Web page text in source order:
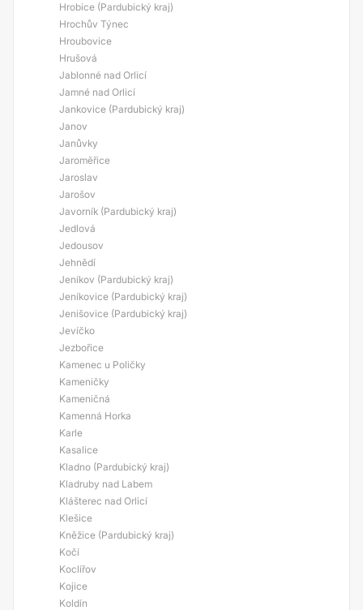
Hrobice (Pardubický kraj)
Hrochův Týnec
Hroubovice
Hrušová
Jablonné nad Orlicí
Jamné nad Orlicí
Jankovice (Pardubický kraj)
Janov
Janůvky
Jaroměřice
Jaroslav
Jarošov
Javorník (Pardubický kraj)
Jedlová
Jedousov
Jehnědí
Jeníkov (Pardubický kraj)
Jeníkovice (Pardubický kraj)
Jenišovice (Pardubický kraj)
Jevíčko
Jezbořice
Kamenec u Poličky
Kameničky
Kameničná
Kamenná Horka
Karle
Kasalice
Kladno (Pardubický kraj)
Kladruby nad Labem
Klášterec nad Orlicí
Klešice
Kněžice (Pardubický kraj)
Kočí
Koclířov
Kojice
Koldín